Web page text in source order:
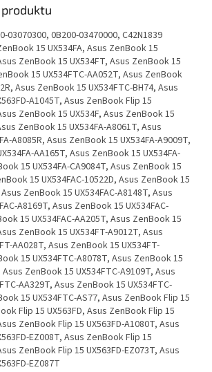
03070300, 0B200-03470000, C42N1839
15 UX534FA, Asus ZenBook 15
ZenBook 15 UX534FT, Asus ZenBook 15
15 UX534FTC-AA052T, Asus ZenBook
Asus ZenBook 15 UX534FTC-BH74, Asus
A1045T, Asus ZenBook Flip 15
ZenBook 15 UX534F, Asus ZenBook 15
ZenBook 15 UX534FA-A8061T, Asus
A8085R, Asus ZenBook 15 UX534FA-A9009T,
AA165T, Asus ZenBook 15 UX534FA-
15 UX534FA-CA9084T, Asus ZenBook 15
15 UX534FAC-10522D, Asus ZenBook 15
ZenBook 15 UX534FAC-A8148T, Asus
A8169T, Asus ZenBook 15 UX534FAC-
15 UX534FAC-AA205T, Asus ZenBook 15
ZenBook 15 UX534FT-A9012T, Asus
AA028T, Asus ZenBook 15 UX534FT-
15 UX534FTC-A8078T, Asus ZenBook 15
Asus ZenBook 15 UX534FTC-A9109T, Asus
AA329T, Asus ZenBook 15 UX534FTC-
15 UX534FTC-AS77, Asus ZenBook Flip 15
Flip 15 UX563FD, Asus ZenBook Flip 15
ZenBook Flip 15 UX563FD-A1080T, Asus
EZ008T, Asus ZenBook Flip 15
ZenBook Flip 15 UX563FD-EZ073T, Asus
EZ087T